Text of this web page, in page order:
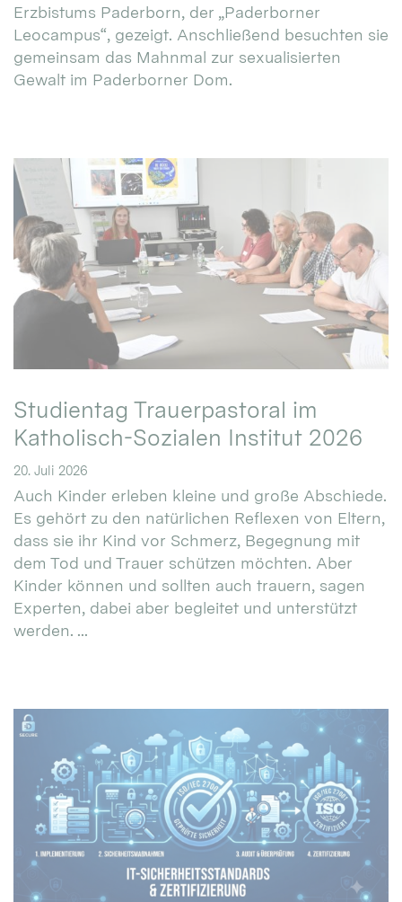
Erzbistums Paderborn, der „Paderborner
Leocampus“, gezeigt. Anschließend besuchten sie
gemeinsam das Mahnmal zur sexualisierten
Gewalt im Paderborner Dom.
Studientag Trauerpastoral im
Katholisch-Sozialen Institut 2026
20. Juli 2026
Auch Kinder erleben kleine und große Abschiede.
Es gehört zu den natürlichen Reflexen von Eltern,
dass sie ihr Kind vor Schmerz, Begegnung mit
dem Tod und Trauer schützen möchten. Aber
Kinder können und sollten auch trauern, sagen
Experten, dabei aber begleitet und unterstützt
werden. ...